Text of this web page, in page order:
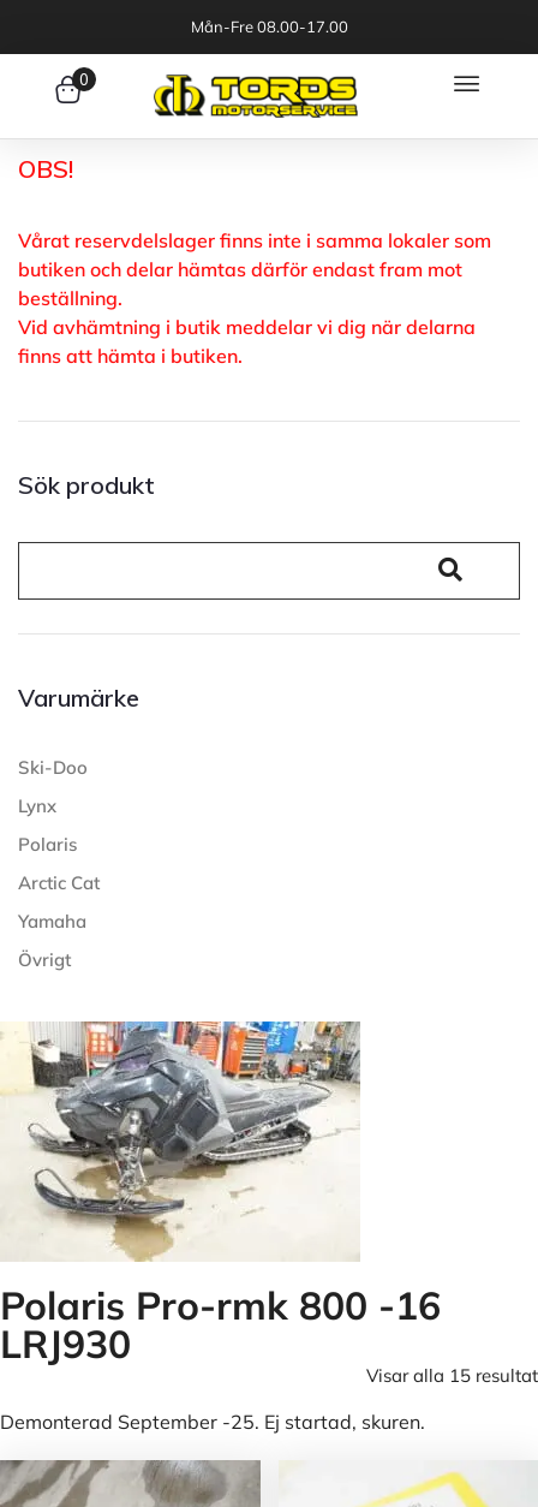
Mån-Fre 08.00-17.00
0
OBS!
Vårat reservdelslager finns inte i samma lokaler som
butiken och delar hämtas därför endast fram mot
beställning.
Vid avhämtning i butik meddelar vi dig när delarna
finns att hämta i butiken.
Sök produkt
Varumärke
Ski-Doo
Lynx
Polaris
Arctic Cat
Yamaha
Övrigt
Polaris Pro-rmk 800 -16
LRJ930
Visar alla 15 resultat
Demonterad September -25. Ej startad, skuren.